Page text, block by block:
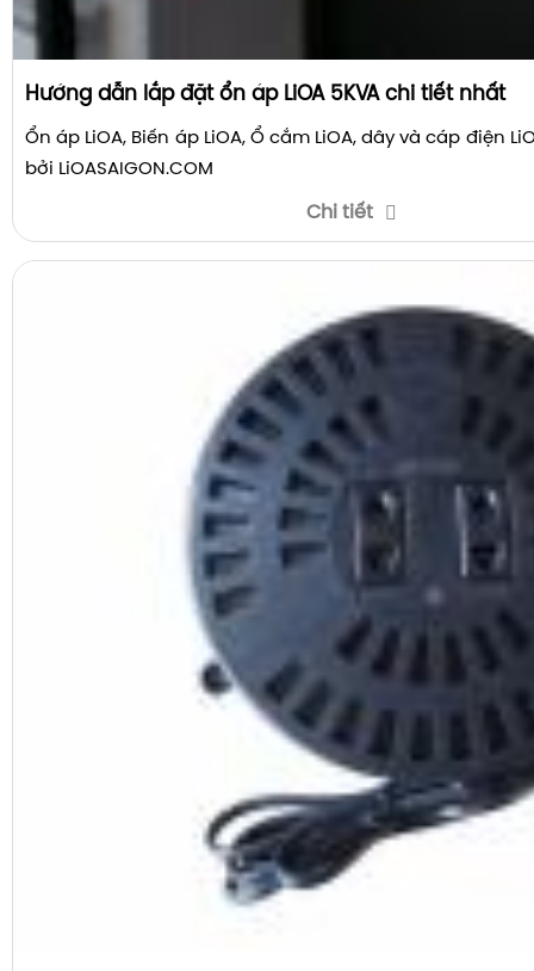
Hướng dẫn lắp đặt ổn áp LiOA 5KVA chi tiết nhất
Ổn áp LiOA, Biến áp LiOA, Ổ cắm LiOA, dây và cáp điện
bởi LiOASAIGON.COM
Chi tiết